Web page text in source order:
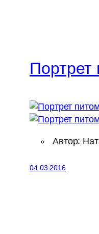
Портрет
Автор:
04.03.2016